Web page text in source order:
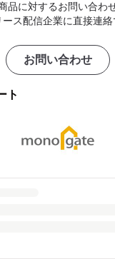
品に対するお問い合わ
ス配信企業に直接連絡
お問い合わせ
ト